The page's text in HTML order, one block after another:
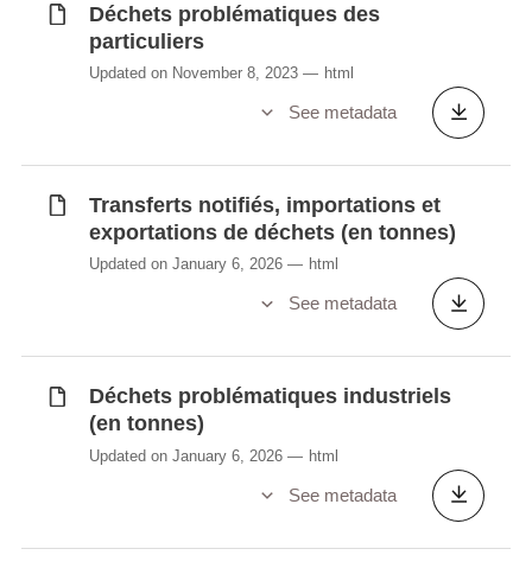
Déchets problématiques des
particuliers
Updated on November 8, 2023 html
See metadata
Transferts notifiés, importations et
exportations de déchets (en tonnes)
Updated on January 6, 2026 html
See metadata
Déchets problématiques industriels
(en tonnes)
Updated on January 6, 2026 html
See metadata